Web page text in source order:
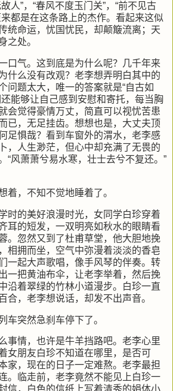
人”，“春风不度玉门关”，“前不见古
都是在这条路上的杰作。看起来这似
统命运，忧国忧民，却颠簸流离；天
之处。
口气。这到底是为什么呢？几千年来
什么没有改观？老李想弄明白其中的
问题太大，唯一的答案就是“自古如
能够让自己感到安慰和寄托，每当胸
会觉得豪情万丈，简直可以视忧苦患
已，无足挂齿。想想也是，大丈夫顶
足惧哉？看到车窗外的渭水，老李感
，人生渺茫，但心中却充满了无畏的
“风萧萧兮易水寒，壮士去兮不复还。”
着，不知不觉地睡着了。
时的美好浪漫时光，女同学白珍穿着
耳的短发，一双明亮如秋水的眼睛看
。忽然又到了杜甫草堂，他大胆地挽
相拥而坐，空气中弥漫着淡淡的香皂
一起大声歌唱，像手风琴的伴奏。转
一把黄油布伞，让老李举着，然后挽
沿着翠绿的竹林小道漫步。白珍一直
合，老李想说话，却发不出声音。
车突然急刹车停下了。
事情，也许是牛羊挡路吧。老李心里
女朋友白珍不知道在哪里，是否可
家，现在的日子一定难熬。老李最担
。临走前，老李竟然不能见上白珍一